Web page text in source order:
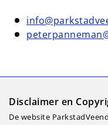
Disclaimer en
De website